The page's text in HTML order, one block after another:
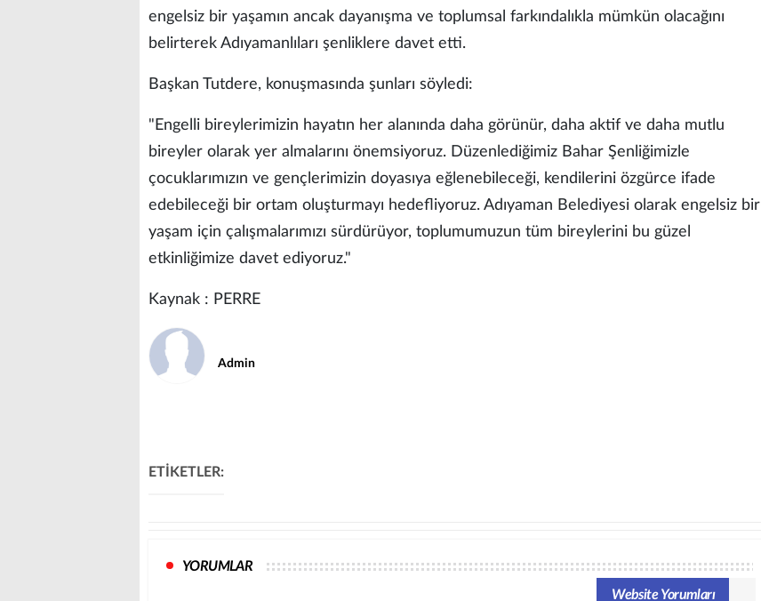
engelsiz bir yaşamın ancak dayanışma ve toplumsal farkındalıkla mümkün olacağını
belirterek Adıyamanlıları şenliklere davet etti.
Başkan Tutdere, konuşmasında şunları söyledi:
"Engelli bireylerimizin hayatın her alanında daha görünür, daha aktif ve daha mutlu
bireyler olarak yer almalarını önemsiyoruz. Düzenlediğimiz Bahar Şenliğimizle
çocuklarımızın ve gençlerimizin doyasıya eğlenebileceği, kendilerini özgürce ifade
edebileceği bir ortam oluşturmayı hedefliyoruz. Adıyaman Belediyesi olarak engelsiz bir
yaşam için çalışmalarımızı sürdürüyor, toplumumuzun tüm bireylerini bu güzel
etkinliğimize davet ediyoruz."
Kaynak : PERRE
Admin
ETİKETLER:
YORUMLAR
Website Yorumları